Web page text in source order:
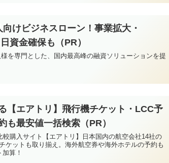
けビジネスローン！事業拡大・
資金確保も（PR）
を専門とした、国内最高峰の融資ソリューションを提
【エアトリ】飛行機チケット・LCC予
も最安値一括検索（PR）
購入サイト【エアトリ】日本国内の航空会社14社の
ケットも取り揃え。海外航空券や海外ホテルの予約も
算！